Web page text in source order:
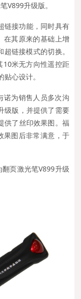
V899升级版。
链接功能，同时具有
在其原来的基础上增
链接模式的切换。
10米无方向性遥控距
心设计。
诺为销售人员多次沟
级版，并提供了需要
供了丝印效果图。福
果图后非常满意，于
页激光笔V899升级